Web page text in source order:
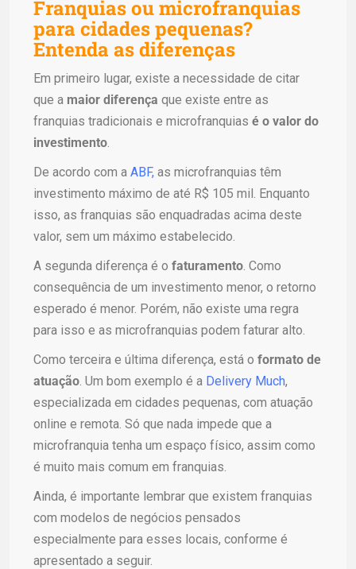
Franquias ou microfranquias
para cidades pequenas?
Entenda as diferenças
Em primeiro lugar, existe a necessidade de citar
que a maior diferença que existe entre as
franquias tradicionais e microfranquias é o valor do
investimento
De acordo com a ABF, as microfranquias têm
investimento máximo de até R$ 105 mil. Enquanto
isso, as franquias são enquadradas acima deste
valor, sem um máximo estabelecido.
A segunda diferença é o faturamento . Como
consequência de um investimento menor, o retorno
esperado é menor. Porém, não existe uma regra
para isso e as microfranquias podem faturar alto.
Como terceira e última diferença, está o formato de
atuação . Um bom exemplo é a Delivery Much,
especializada em cidades pequenas, com atuação
online e remota. Só que nada impede que a
microfranquia tenha um espaço físico, assim como
é muito mais comum em franquias.
Ainda, é importante lembrar que existem franquias
com modelos de negócios pensados
especialmente para esses locais, conforme é
apresentado a seguir.